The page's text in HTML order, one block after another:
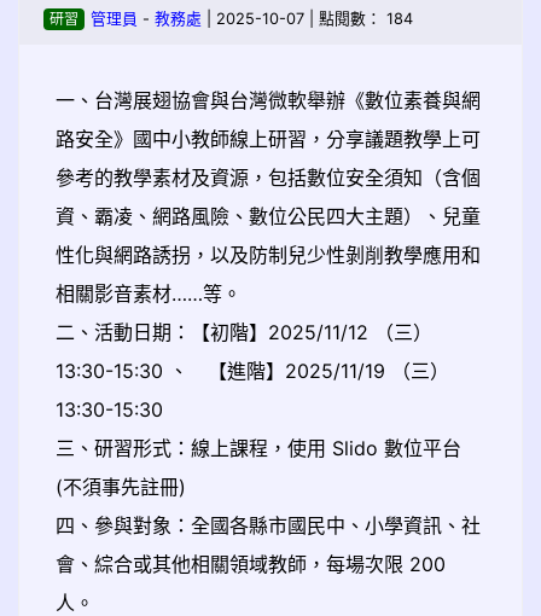
研習 管理員 - 教務處 | 2025-10-07 | 點閱數： 184
一、台灣展翅協會與台灣微軟舉辦《數位素養與網
路安全》國中小教師線上研習，分享議題教學上可
參考的教學素材及資源，包括數位安全須知（含個
資、霸凌、網路風險、數位公民四大主題）、兒童
性化與網路誘拐，以及防制兒少性剝削教學應用和
相關影音素材……等。
二、活動日期：【初階】2025/11/12 （三）
13:30-15:30 、 【進階】2025/11/19 （三）
13:30-15:30
三、研習形式：線上課程，使用 Slido 數位平台
(不須事先註冊)
四、參與對象：全國各縣市國民中、小學資訊、社
會、綜合或其他相關領域教師，每場次限 200
人。